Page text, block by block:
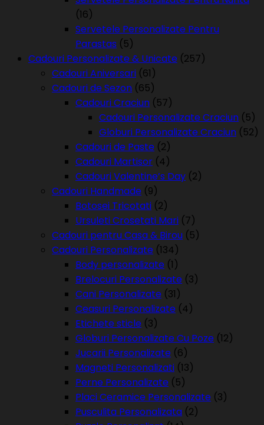
(16)
Servetele Personalizate Pentru
Parastas (5)
Cadouri Personalizate & Unicate (257)
Cadouri Aniversari (61)
Cadouri de Sezon (65)
Cadouri Craciun (57)
Cadouri Personalizate Craciun (5)
Globuri Personalizate Craciun (52)
Cadouri de Paste (2)
Cadouri Martisor (4)
Cadouri Valentine’s Day (2)
Cadouri Handmade (9)
Botosei Tricotati (2)
Ursuleti Crosetati Mari (7)
Cadouri pentru Casa & Birou (5)
Cadouri Personalizate (134)
Body personalizate (1)
Brelocuri Personalizate (3)
Cani Personalizate (31)
Ceasuri Personalizate (4)
Etichete sticle (3)
Globuri Personalizate Cu Poze (12)
Jucarii Personalizate (6)
Magneti Personalizati (13)
Perne Personalizate (5)
Placi Ceramice Personalizate (3)
Pusculita Personalizata (2)